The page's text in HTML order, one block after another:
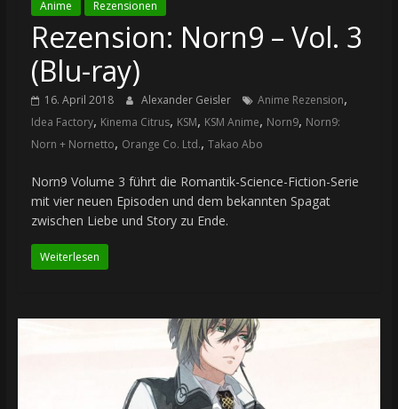
Anime Rezensionen
Rezension: Norn9 – Vol. 3
(Blu-ray)
16. April 2018 Alexander Geisler Anime Rezension,
Idea Factory, Kinema Citrus, KSM, KSM Anime, Norn9, Norn9:
Norn + Nornetto, Orange Co. Ltd., Takao Abo
Norn9 Volume 3 führt die Romantik-Science-Fiction-Serie
mit vier neuen Episoden und dem bekannten Spagat
zwischen Liebe und Story zu Ende.
Weiterlesen